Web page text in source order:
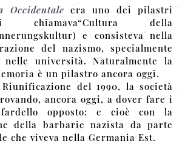
Occidentale era uno dei pilastri
della
e consisteva nella
del nazismo, specialmente
università. Naturalmente la
è un pilastro ancora oggi.
del 1990, la società
ancora oggi, a dover fare i
opposto: e cioè con la
della barbarie nazista da parte
che viveva nella Germania Est.